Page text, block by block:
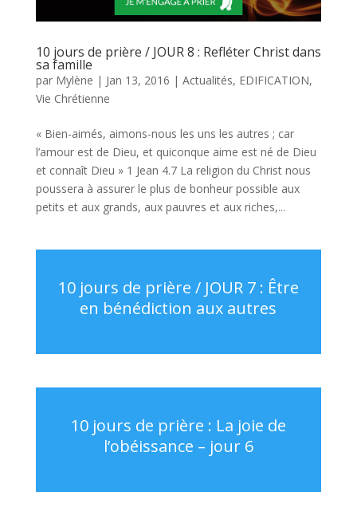
10 jours de prière / JOUR 8 : Refléter Christ dans
sa famille
par Mylène | Jan 13, 2016 | Actualités, EDIFICATION,
Vie Chrétienne
« Bien-aimés, aimons-nous les uns les autres ; car
l’amour est de Dieu, et quiconque aime est né de Dieu
et connaît Dieu » 1 Jean 4.7 La religion du Christ nous
poussera à assurer le plus de bonheur possible aux
petits et aux grands, aux pauvres et aux riches,...
10 jours de prière / JOUR 7 : Être
en bénédiction aux autres
10 jours de prière : La joie de
l’obéissance – jour 6